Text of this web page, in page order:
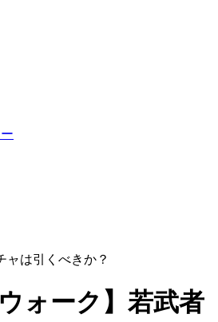
ャは引くべきか？
ォーク】若武者